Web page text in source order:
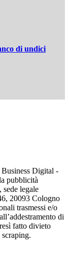
di undici
Digital -
pubblicità
legale
20093 Cologno
trasmessi e/o
di
fatto divieto